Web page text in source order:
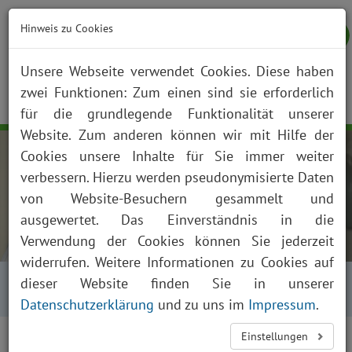
NOTFALL KONTAKT ANFAHRT JOBS SUCHE
Startseite Über uns Aktuelles
Kalender
Kalender Tagesansicht
Hinweis zu Cookies
Unsere Webseite verwendet Cookies. Diese haben
zwei Funktionen: Zum einen sind sie erforderlich
für die grundlegende Funktionalität unserer
Website. Zum anderen können wir mit Hilfe der
Cookies unsere Inhalte für Sie immer weiter
verbessern. Hierzu werden pseudonymisierte Daten
von Website-Besuchern gesammelt und
ausgewertet. Das Einverständnis in die
Verwendung der Cookies können Sie jederzeit
widerrufen. Weitere Informationen zu Cookies auf
dieser Website finden Sie in unserer
Datenschutzerklärung und zu uns im Impressum.
Einstellungen